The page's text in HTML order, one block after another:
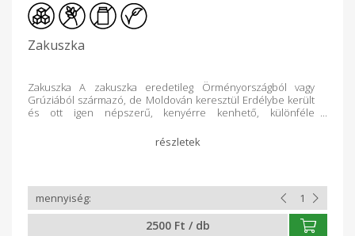
Zakuszka
Zakuszka A zakuszka eredetileg Örményországból vagy
Grúziából származó, de Moldován keresztül Erdélybe került
és ott igen népszerű, kenyérre kenhető, különféle
felhasználható az ételek ízesítésére, illetve tésztaételekhez
is hozzáadott mártásként. Összetevői: Vöröshagyma,
Benzoát.
2500 Ft / db